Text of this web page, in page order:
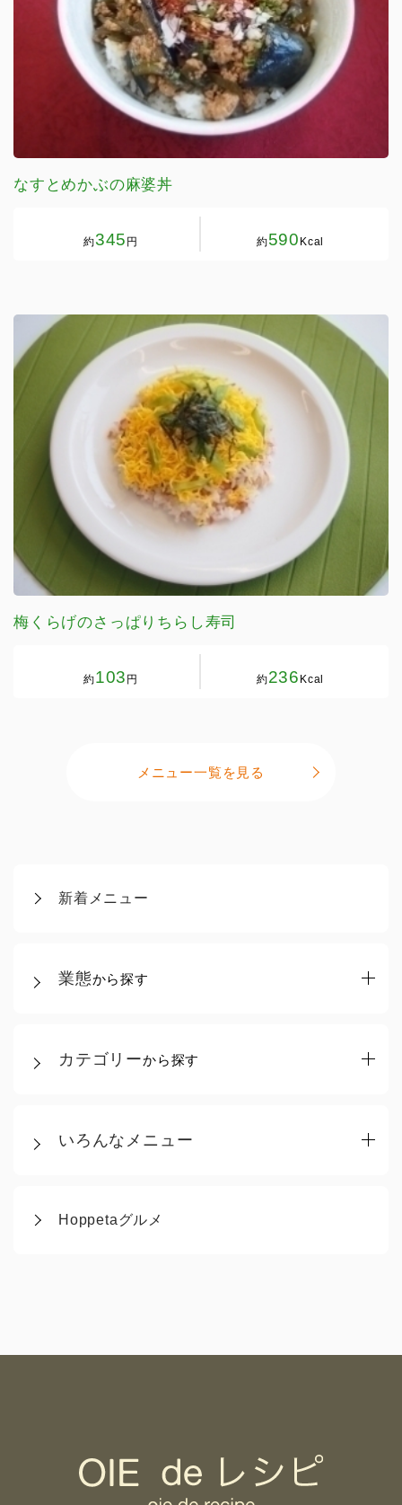
新着メニュー
業態から探す
カテゴリーから探す
いろんなメニュー
Hoppetaグルメ
なすとめかぶの麻婆丼
約345 円 約590 Kcal
梅くらげのさっぱりちらし寿司
約103 円 約236 Kcal
メニュー一覧を見る